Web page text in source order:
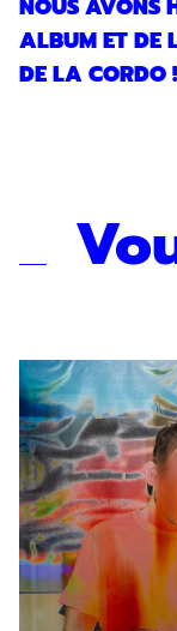
NOUS AVONS
ALBUM ET DE
DE LA CORDO !
consentez
pouvez
les liens